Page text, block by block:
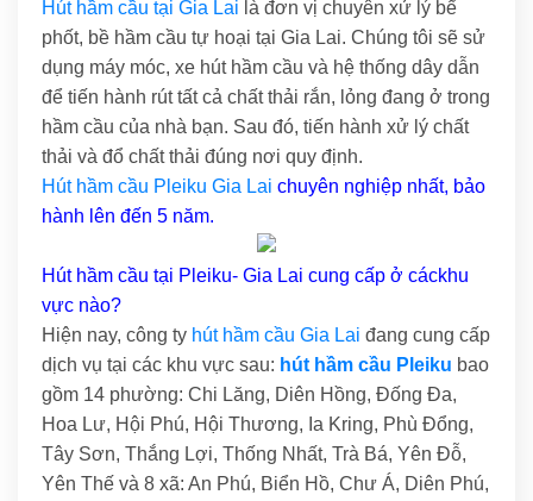
Hút hầm cầu tại Gia Lai là đơn vị chuyên xử lý bể
phốt, bề hầm cầu tự hoại tại Gia Lai. Chúng tôi sẽ sử
dụng máy móc, xe hút hầm cầu và hệ thống dây dẫn
để tiến hành rút tất cả chất thải rắn, lỏng đang ở trong
hầm cầu của nhà bạn. Sau đó, tiến hành xử lý chất
thải và đổ chất thải đúng nơi quy định.
Hút hầm cầu Pleiku Gia Lai chuyên nghiệp nhất, bảo
hành lên đến 5 năm.
Hút hầm cầu tại Pleiku- Gia Lai cung cấp ở cáckhu
vực nào?
Hiện nay, công ty hút hầm cầu Gia Lai đang cung cấp
dịch vụ tại các khu vực sau: hút hầm cầu Pleiku bao
gồm 14 phường: Chi Lăng, Diên Hồng, Đống Đa,
Hoa Lư, Hội Phú, Hội Thương, Ia Kring, Phù Đổng,
Tây Sơn, Thắng Lợi, Thống Nhất, Trà Bá, Yên Đỗ,
Yên Thế và 8 xã: An Phú, Biển Hồ, Chư Á, Diên Phú,